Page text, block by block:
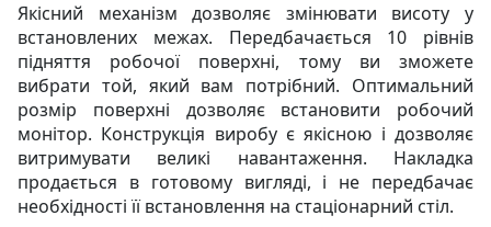
Якісний механізм дозволяє змінювати висоту у
встановлених межах. Передбачається 10 рівнів
підняття робочої поверхні, тому ви зможете
вибрати той, який вам потрібний. Оптимальний
розмір поверхні дозволяє встановити робочий
монітор. Конструкція виробу є якісною і дозволяє
витримувати великі навантаження. Накладка
продається в готовому вигляді, і не передбачає
необхідності її встановлення на стаціонарний стіл.